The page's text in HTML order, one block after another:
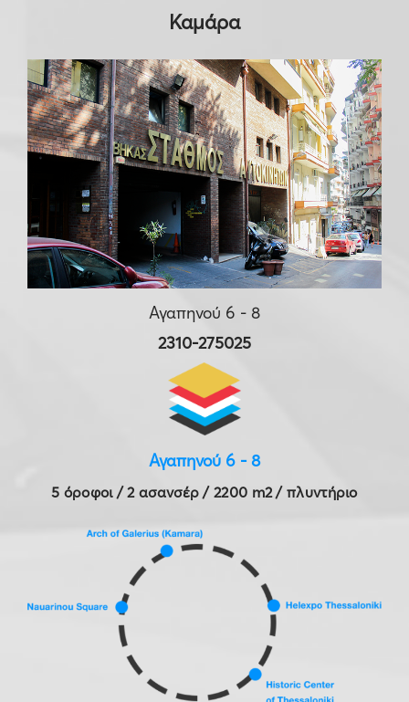
Καμάρα
Αγαπηνού 6 - 8
2310-275025
Αγαπηνού 6 - 8
5 όροφοι / 2 ασανσέρ / 2200 m2 / πλυντήριο